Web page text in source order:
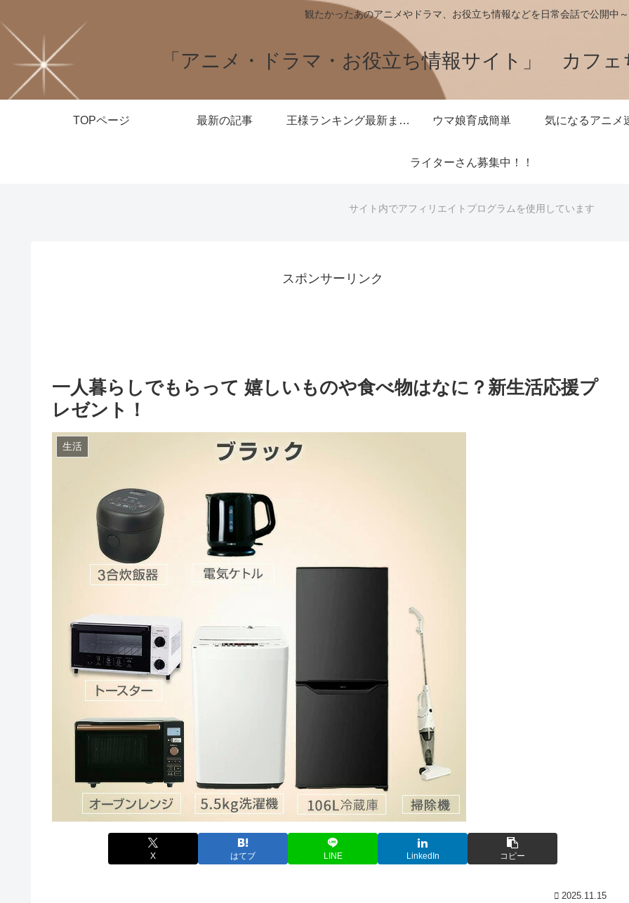
観たかったあのアニメやドラマ、お役立ち情報などを日常会話で公開中～
「アニメ・ドラマ・お役立ち情報サイト」 カフェ
TOPページ 最新の記事 王様ランキング最新まとめ ウマ娘育成簡単 気になるアニメ
ライターさん募集中！！
サイト内でアフィリエイトプログラムを使用しています
スポンサーリンク
一人暮らしでもらって 嬉しいものや食べ物はなに？新生活応援プ
レゼント！
生活
X はてブ LINE LinkedIn コピー
2025.11.15